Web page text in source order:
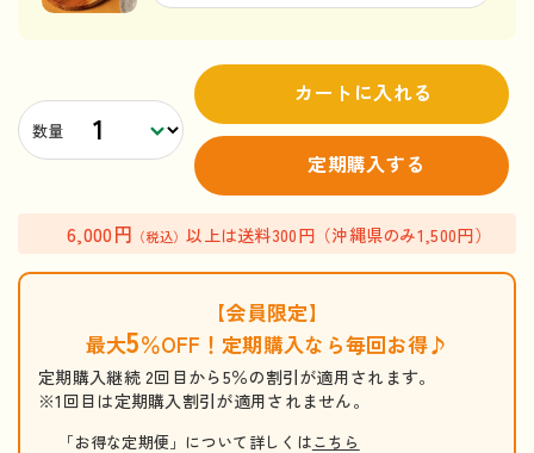
数量
カートに入れる
定期購入する
6,000円 （税込）以上は送料300円（沖縄県のみ1,500円）
【会員限定】
最大5％OFF！定期購入なら毎回お得♪
定期購入継続 2回目から5％の割引が適用されます。
※1回目は定期購入割引が適用されません。
「お得な定期便」について詳しくはこちら